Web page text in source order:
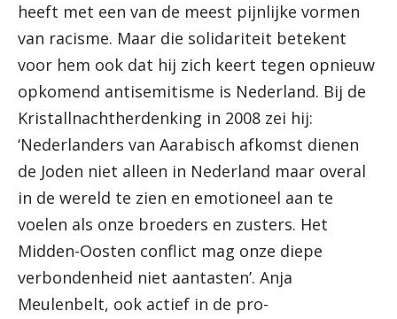
heeft met een van de meest pijnlijke vormen
van racisme. Maar die solidariteit betekent
voor hem ook dat hij zich keert tegen opnieuw
opkomend antisemitisme is Nederland. Bij de
Kristallnachtherdenking in 2008 zei hij:
‘Nederlanders van Aarabisch afkomst dienen
de Joden niet alleen in Nederland maar overal
in de wereld te zien en emotioneel aan te
voelen als onze broeders en zusters. Het
Midden-Oosten conflict mag onze diepe
verbondenheid niet aantasten’. Anja
Meulenbelt, ook actief in de pro-